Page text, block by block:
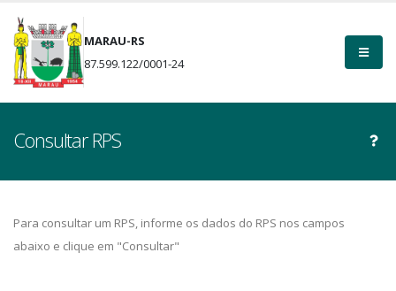
MARAU-RS
87.599.122/0001-24
Consultar RPS
Para consultar um RPS, informe os dados do RPS nos campos
abaixo e clique em "Consultar"